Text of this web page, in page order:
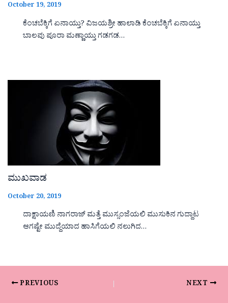
October 19, 2019
ಕೆಂಚಬೆಕ್ಕಿಗೆ ಏನಾಯ್ತು? ವಿಜಯಶ್ರೀ ಹಾಲಾಡಿ ಕೆಂಚಬೆಕ್ಕಿಗೆ ಏನಾಯ್ತು
ಬಾಲವು ಪೂರಾ ಮಣ್ಣಾಯ್ತು ಗಡಗಡ…
ಮುಖವಾಡ
October 20, 2019
ದಾಕ್ಷಾಯಣಿ ನಾಗರಾಜ್ ಮತ್ತೆ ಮುಸ್ಸಂಜೆಯಲಿ ಮುಸುಕಿನ ಗುದ್ದಾಟ
ಆಗಷ್ಟೇ ಮುದ್ದೆಯಾದ ಹಾಸಿಗೆಯಲಿ ನಲುಗಿದ…
PREVIOUS NEXT